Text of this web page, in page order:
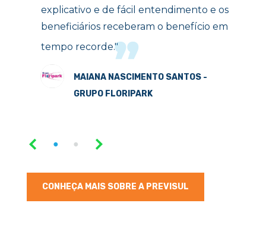
explicativo e de fácil entendimento e os
beneficiários receberam o benefício em
tempo recorde."
MAIANA NASCIMENTO SANTOS -
GRUPO FLORIPARK
CONHEÇA MAIS SOBRE A PREVISUL